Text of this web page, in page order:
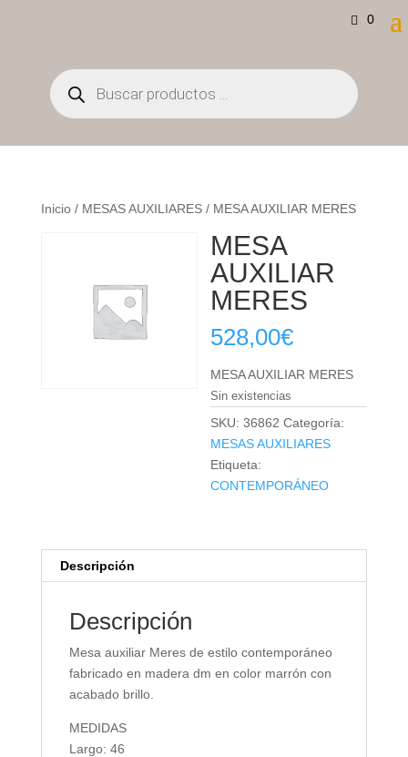
0
Búsqueda
de
productos
Inicio/ MESAS AUXILIARES/ MESA AUXILIAR MERES
MESA
AUXILIAR
MERES
528,00€
MESA AUXILIAR MERES
Sin existencias
SKU:36862 Categoría:
MESAS AUXILIARES
Etiqueta:
CONTEMPORÁNEO
Descripción
Descripción
Mesa auxiliar Meres de estilo contemporáneo
fabricado en madera dm en color marrón con
acabado brillo.
MEDIDAS
Largo: 46